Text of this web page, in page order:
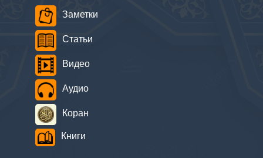
Заметки
Статьи
Видео
Аудио
Коран
Книги